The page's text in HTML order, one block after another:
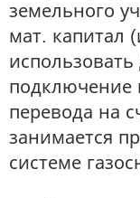
земельного
мат. капитал
подключение
перевода на
занимается
системе